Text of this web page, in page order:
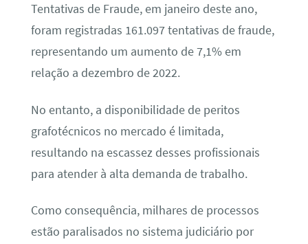
Tentativas de Fraude, em janeiro deste ano,
foram registradas 161.097 tentativas de fraude,
representando um aumento de 7,1% em
relação a dezembro de 2022.
No entanto, a disponibilidade de peritos
grafotécnicos no mercado é limitada,
resultando na escassez desses profissionais
para atender à alta demanda de trabalho.
Como consequência, milhares de processos
estão paralisados no sistema judiciário por